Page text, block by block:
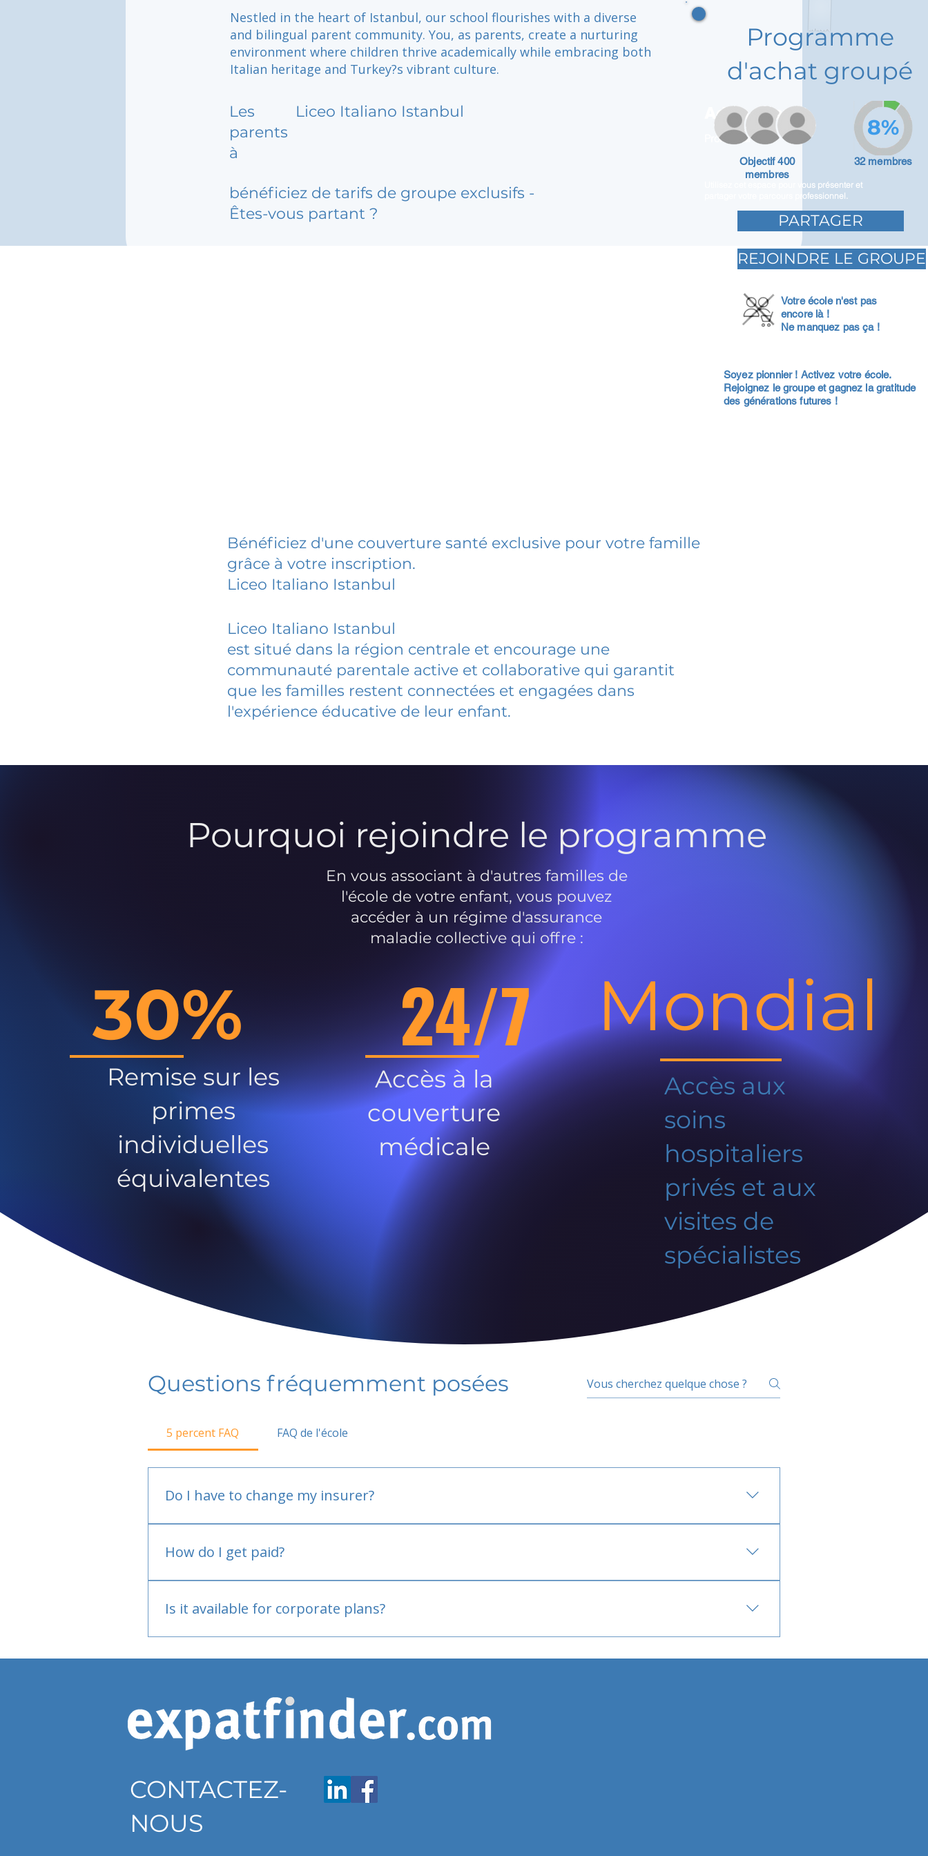
Nestled in the heart of Istanbul, our school flourishes with a diverse
and bilingual parent community. You, as parents, create a nurturing
environment where children thrive academically while embracing both
Italian heritage and Turkey?s vibrant culture.
Les
parents
à
Liceo Italiano Istanbul
bénéficiez de tarifs de groupe exclusifs -
Êtes-vous partant ?
Adam Caar
Promoteur
Utilisez cet espace pour vous présenter et
partager votre parcours professionnel.
Programme
d'achat groupé
Objectif 400
membres
32 membres
8%
PARTAGER
REJOINDRE LE GROUPE
Votre école n'est pas
encore là !
Ne manquez pas ça !
Soyez pionnier ! Activez votre école.
Rejoignez le groupe et gagnez la gratitude
des générations futures !
Bénéficiez d'une couverture santé exclusive pour votre famille
grâce à votre inscription.
Liceo Italiano Istanbul
Liceo Italiano Istanbul
est situé dans la région centrale et encourage une
communauté parentale active et collaborative qui garantit
que les familles restent connectées et engagées dans
l'expérience éducative de leur enfant.
Pourquoi rejoindre le programme
En vous associant à d'autres familles de
l'école de votre enfant, vous pouvez
accéder à un régime d'assurance
maladie collective qui offre :
30%
Remise sur les
primes
individuelles
équivalentes
24/7
Accès à la
couverture
médicale
Mondial
Accès aux
soins
hospitaliers
privés et aux
visites de
spécialistes
Questions fréquemment posées
5 percent FAQ FAQ de l'école
Do I have to change my insurer?
How do I get paid?
Is it available for corporate plans?
CONTACTEZ-
NOUS